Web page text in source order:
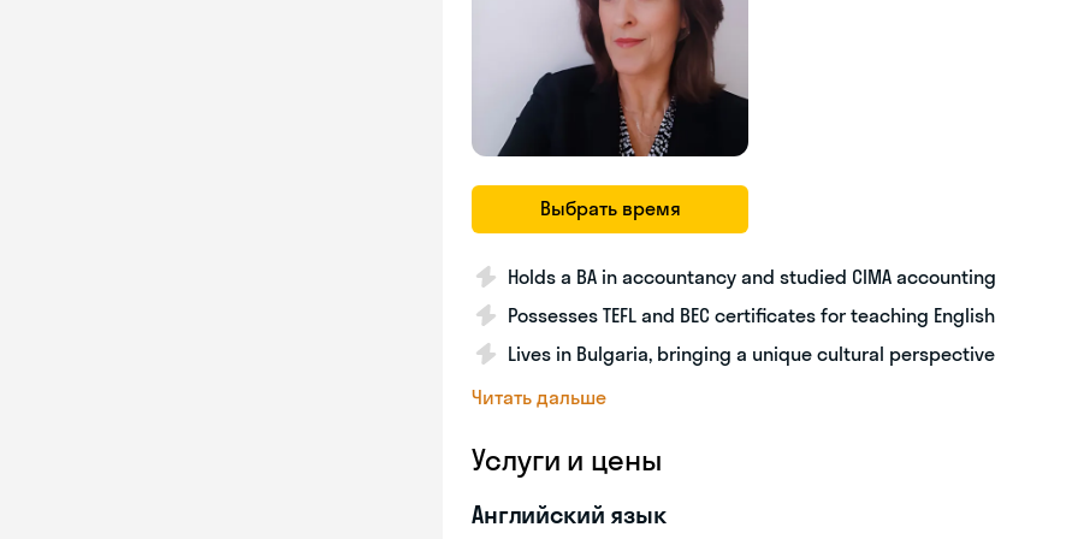
Выбрать время
Holds a BA in accountancy and studied CIMA accounting
Possesses TEFL and BEC certificates for teaching English
Lives in Bulgaria, bringing a unique cultural perspective
Читать дальше
Услуги и цены
Английский язык